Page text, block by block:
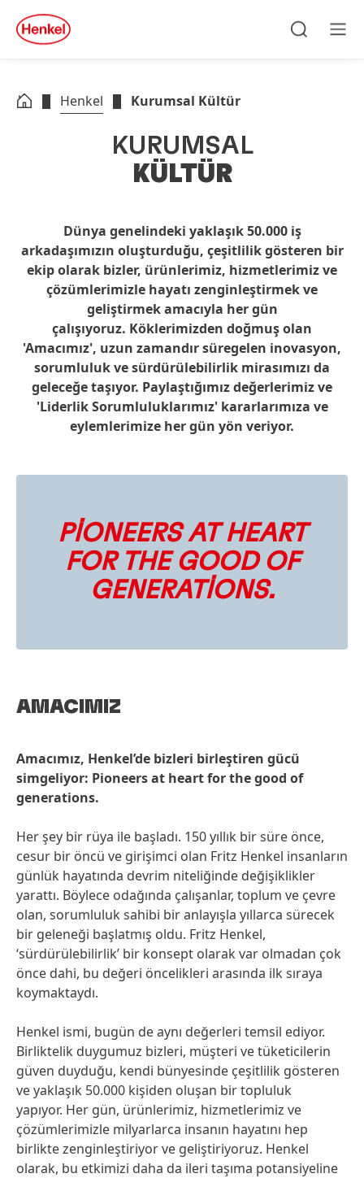
Skip to footer
quick
search
Henkel Kurumsal Kültür
KURUMSAL
KÜLTÜR
Dünya genelindeki yaklaşık 50.000 iş
arkadaşımızın oluşturduğu, çeşitlilik gösteren bir
ekip olarak bizler, ürünlerimiz, hizmetlerimiz ve
çözümlerimizle hayatı zenginleştirmek ve
geliştirmek amacıyla her gün
çalışıyoruz. Köklerimizden doğmuş olan
'Amacımız', uzun zamandır süregelen inovasyon,
sorumluluk ve sürdürülebilirlik mirasımızı da
geleceğe taşıyor. Paylaştığımız değerlerimiz ve
'Liderlik Sorumluluklarımız' kararlarımıza ve
eylemlerimize her gün yön veriyor.
PIONEERSATHEART
FOR THEGOOD OF
GENERATIONS.
AMACIMIZ
Amacımız, Henkel’de bizleri birleştiren gücü
simgeliyor: Pioneers at heart for the good of
generations.
Her şey bir rüya ile başladı. 150 yıllık bir süre önce,
cesur bir öncü ve girişimci olan Fritz Henkel insanların
günlük hayatında devrim niteliğinde değişiklikler
yarattı. Böylece odağında çalışanlar, toplum ve çevre
olan, sorumluluk sahibi bir anlayışla yıllarca sürecek
bir geleneği başlatmış oldu. Fritz Henkel,
‘sürdürülebilirlik’ bir konsept olarak var olmadan çok
önce dahi, bu değeri öncelikleri arasında ilk sıraya
koymaktaydı.
Henkel ismi, bugün de aynı değerleri temsil ediyor.
Birliktelik duygumuz bizleri, müşteri ve tüketicilerin
güven duyduğu, kendi bünyesinde çeşitlilik gösteren
ve yaklaşık 50.000 kişiden oluşan bir topluluk
yapıyor. Her gün, ürünlerimiz, hizmetlerimiz ve
çözümlerimizle milyarlarca insanın hayatını hep
birlikte zenginleştiriyor ve geliştiriyoruz. Henkel
olarak, bu etkimizi daha da ileri taşıma potansiyeline